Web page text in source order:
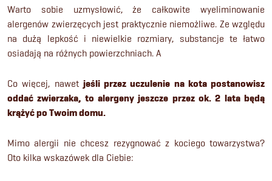
Warto sobie uzmysłowić, że całkowite wyeliminowanie
alergenów zwierzęcych jest praktycznie niemożliwe. Ze względu
na dużą lepkość i niewielkie rozmiary, substancje te łatwo
osiadają na różnych powierzchniach. A
Co więcej, nawet jeśli przez uczulenie na kota postanowisz
oddać zwierzaka, to alergeny jeszcze przez ok. 2 lata będą
krążyć po Twoim domu.
Mimo alergii nie chcesz rezygnować z kociego towarzystwa?
Oto kilka wskazówek dla Ciebie: